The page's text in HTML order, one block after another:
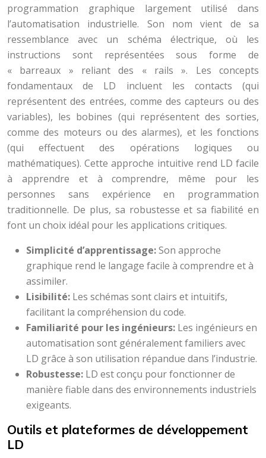
programmation graphique largement utilisé dans
l’automatisation industrielle. Son nom vient de sa
ressemblance avec un schéma électrique, où les
instructions sont représentées sous forme de
« barreaux » reliant des « rails ». Les concepts
fondamentaux de LD incluent les contacts (qui
représentent des entrées, comme des capteurs ou des
variables), les bobines (qui représentent des sorties,
comme des moteurs ou des alarmes), et les fonctions
(qui effectuent des opérations logiques ou
mathématiques). Cette approche intuitive rend LD facile
à apprendre et à comprendre, même pour les
personnes sans expérience en programmation
traditionnelle. De plus, sa robustesse et sa fiabilité en
font un choix idéal pour les applications critiques.
Simplicité d’apprentissage:Son approche
graphique rend le langage facile à comprendre et à
assimiler.
Lisibilité: Les schémas sont clairs et intuitifs,
facilitant la compréhension du code.
Familiarité pour les ingénieurs: Les ingénieurs en
automatisation sont généralement familiers avec
LD grâce à son utilisation répandue dans l’industrie.
Robustesse: LD est conçu pour fonctionner de
manière fiable dans des environnements industriels
exigeants.
Outils et plateformes de développement
LD